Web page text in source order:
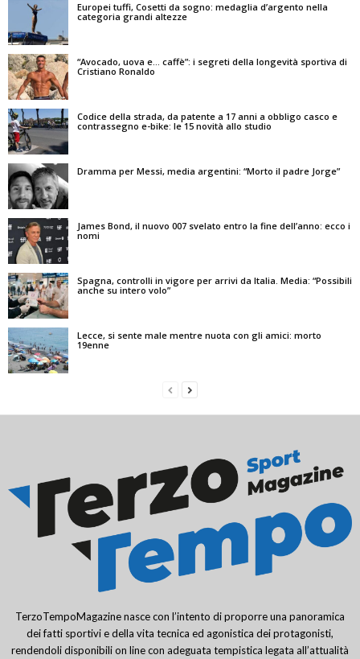
Europei tuffi, Cosetti da sogno: medaglia d’argento nella
categoria grandi altezze
“Avocado, uova e… caffè”: i segreti della longevità sportiva di
Cristiano Ronaldo
Codice della strada, da patente a 17 anni a obbligo casco e
contrassegno e-bike: le 15 novità allo studio
Dramma per Messi, media argentini: “Morto il padre Jorge”
James Bond, il nuovo 007 svelato entro la fine dell’anno: ecco i
nomi
Spagna, controlli in vigore per arrivi da Italia. Media: “Possibili
anche su intero volo”
Lecce, si sente male mentre nuota con gli amici: morto
19enne
TerzoTempoMagazine nasce con l’intento di proporre una panoramica
dei fatti sportivi e della vita tecnica ed agonistica dei protagonisti,
rendendoli disponibili on line con adeguata tempistica legata all’attualità